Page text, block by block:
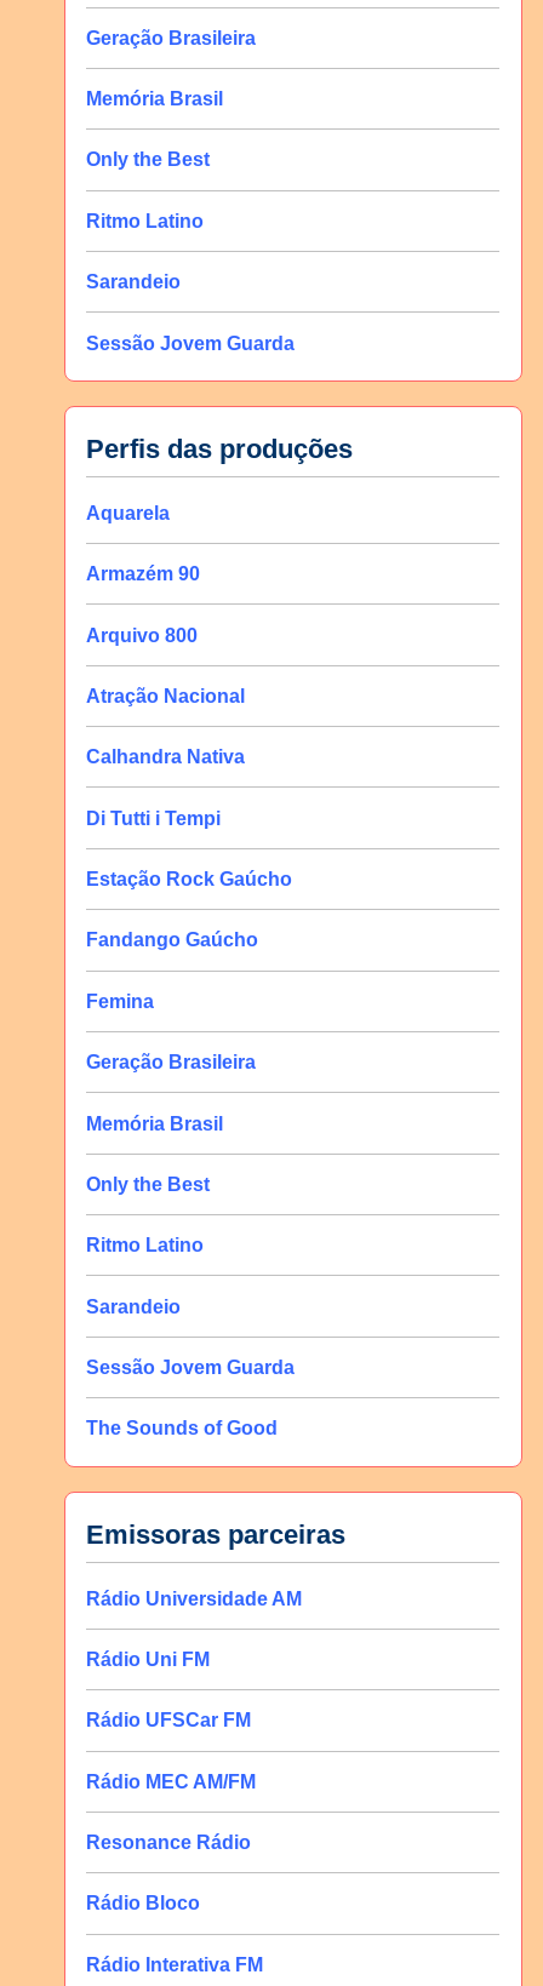
Geração Brasileira
Memória Brasil
Only the Best
Ritmo Latino
Sarandeio
Sessão Jovem Guarda
Perfis das produções
Aquarela
Armazém 90
Arquivo 800
Atração Nacional
Calhandra Nativa
Di Tutti i Tempi
Estação Rock Gaúcho
Fandango Gaúcho
Femina
Geração Brasileira
Memória Brasil
Only the Best
Ritmo Latino
Sarandeio
Sessão Jovem Guarda
The Sounds of Good
Emissoras parceiras
Rádio Universidade AM
Rádio Uni FM
Rádio UFSCar FM
Rádio MEC AM/FM
Resonance Rádio
Rádio Bloco
Rádio Interativa FM